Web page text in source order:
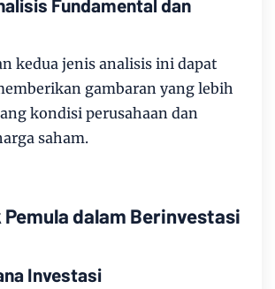
Fundamental dan
kedua jenis analisis ini dapat
gambaran yang lebih
kondisi perusahaan dan
saham.
dalam Berinvestasi
Investasi